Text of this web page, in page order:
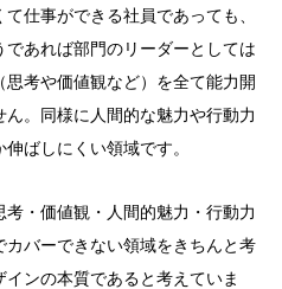
仕事ができる社員であっても、
あれば部門のリーダーとしては
考や価値観など）を全て能力開
。同様に人間的な魅力や行動力
ばしにくい領域です。
・価値観・人間的魅力・行動力
バーできない領域をきちんと考
ンの本質であると考えていま